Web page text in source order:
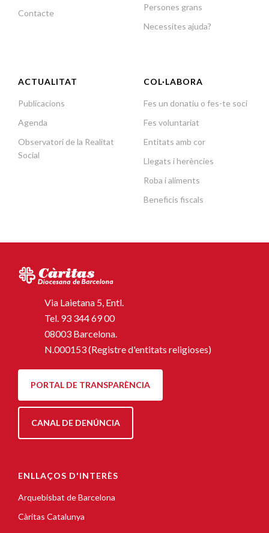
Contacte
Persones grans
Necessites ajuda?
ACTUALITAT
Publicacions
Agenda
Observatori de la Realitat
Social
COL·LABORA
Fes un donatiu o fes-te soci
Fes voluntariat
Entitats amb cor
Llegats i herències
Roba i aliments
Beneficis fiscals
Via Laietana 5, Entl.
Tel. 93 344 69 00
08003 Barcelona.
N.000153 (Registre d'entitats religioses)
PORTAL DE TRANSPARÈNCIA
CANAL DE DENÚNCIA
ENLLAÇOS D'INTERÈS
Arquebisbat de Barcelona
Càritas Catalunya